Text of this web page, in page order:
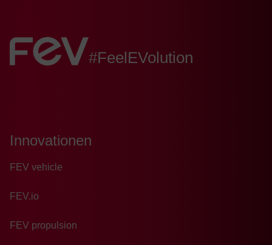
FEV:
#FeelEVolution
Innovationen
FEV vehicle
FEV.io
FEV propulsion